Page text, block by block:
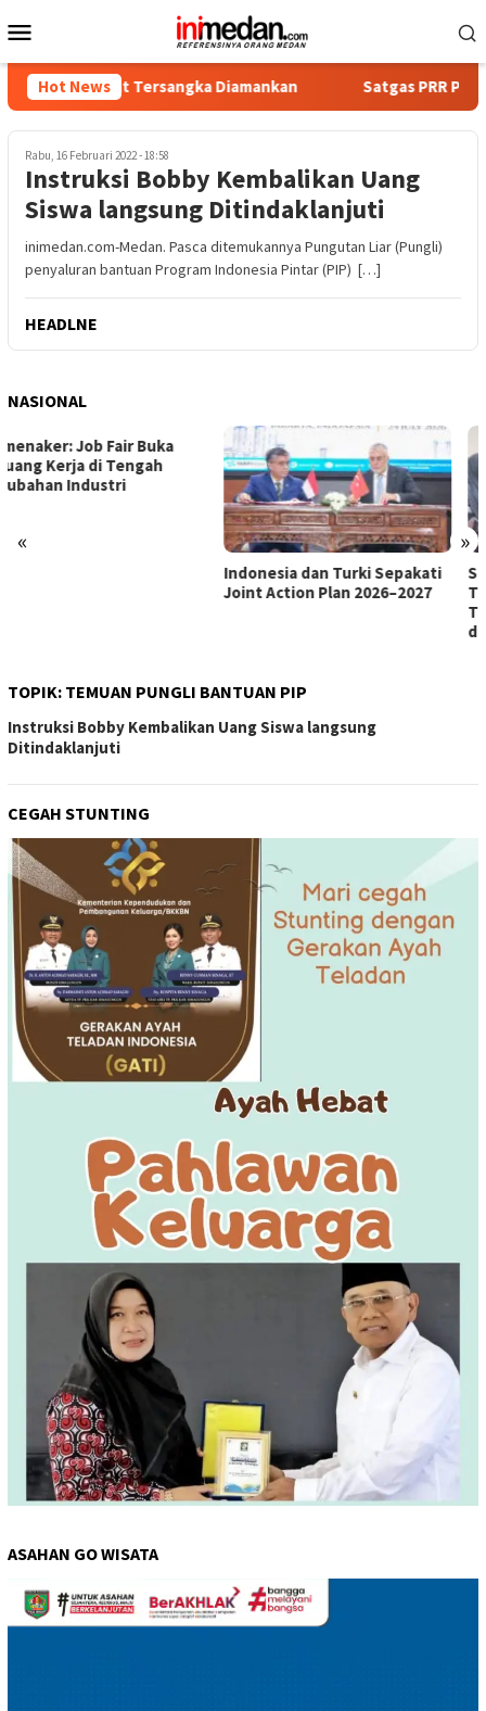
ke
Mobile
Hot News
Empat Tersangka Diamankan Satgas PRR Pacu
Rabu, 16 Februari 2022 - 18:58
Instruksi Bobby Kembalikan Uang
Siswa langsung Ditindaklanjuti
inimedan.com-Medan. Pasca ditemukannya Pungutan Liar (Pungli)
penyaluran bantuan Program Indonesia Pintar (PIP) […]
HEADLNE
NASIONAL
« »
Indonesia dan Turki Sepakati
Satgas PRR Pacu Realisasi
Tambahan TKD Aceh Rp1,65
TOPIK: TEMUAN PUNGLI BANTUAN PIP
Instruksi Bobby Kembalikan Uang Siswa langsung
Ditindaklanjuti
CEGAH STUNTING
ASAHAN GO WISATA
Pemutar
Video